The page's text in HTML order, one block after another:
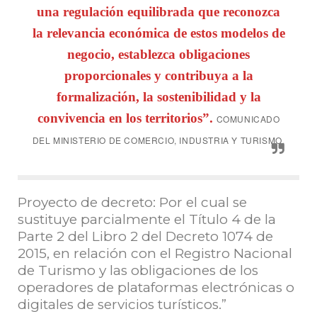
una regulación equilibrada que reconozca
la relevancia económica de estos modelos de
negocio, establezca obligaciones
proporcionales y contribuya a la
formalización, la sostenibilidad y la
convivencia en los territorios”. COMUNICADO
DEL MINISTERIO DE COMERCIO, INDUSTRIA Y TURISMO.
Proyecto de decreto: Por el cual se
sustituye parcialmente el Título 4 de la
Parte 2 del Libro 2 del Decreto 1074 de
2015, en relación con el Registro Nacional
de Turismo y las obligaciones de los
operadores de plataformas electrónicas o
digitales de servicios turísticos.”